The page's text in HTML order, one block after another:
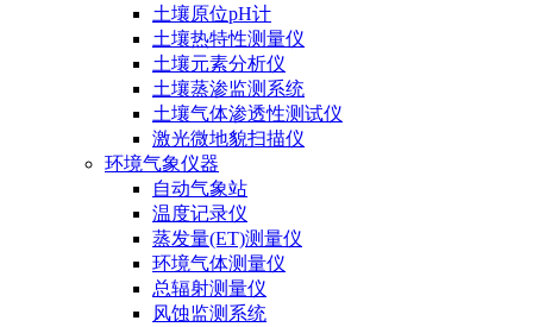
土壤原位pH计
土壤热特性测量仪
土壤元素分析仪
土壤蒸渗监测系统
土壤气体渗透性测试仪
激光微地貌扫描仪
环境气象仪器
自动气象站
温度记录仪
蒸发量(ET)测量仪
环境气体测量仪
总辐射测量仪
风蚀监测系统